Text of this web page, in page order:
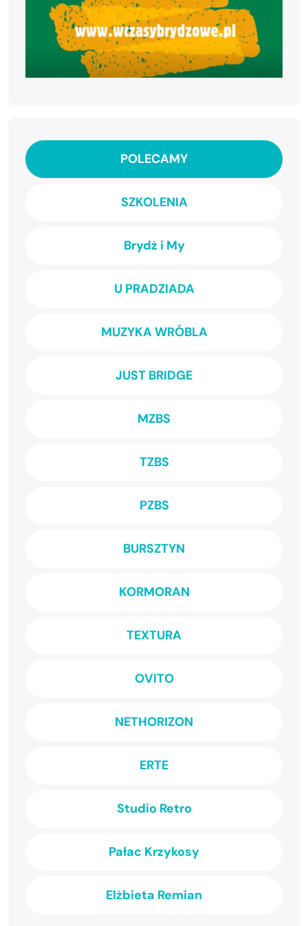
POLECAMY
SZKOLENIA
Brydż i My
U PRADZIADA
MUZYKA WRÓBLA
JUST BRIDGE
MZBS
TZBS
PZBS
BURSZTYN
KORMORAN
TEXTURA
OVITO
NETHORIZON
ERTE
Studio Retro
Pałac Krzykosy
Elżbieta Remian